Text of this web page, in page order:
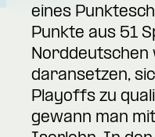
eines
Punkte aus 51
Norddeutschen
daransetzen,
Playoffs zu
gewann man